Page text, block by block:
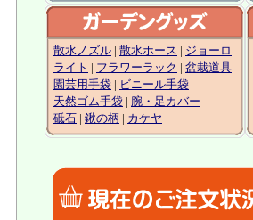
散水ノズル 散水ホース
ジョーロ
ライト
フラワーラック
盆栽道具
園芸用手袋
ビニール手袋
天然ゴム手袋
腕・足カバー
砥石
鍬の柄 カケヤ